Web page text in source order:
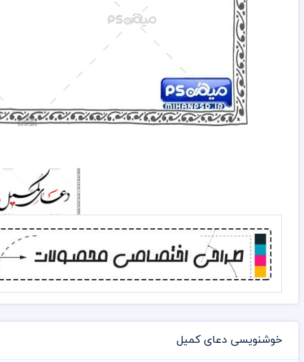
خوشنویسی دعای کمیل